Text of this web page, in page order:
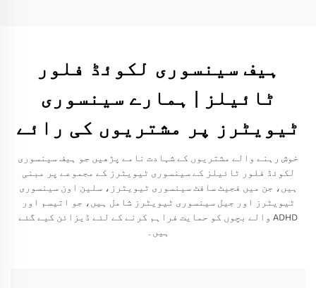
ہیف سینسوری لکوئڈ فلور
ٹائیلز | ہمارے سینسوری
ٹیویٹرز پر مشتریوں کی رائے
خوش رہنے والے مشتریوں کے شہادت نامے پڑھیں جو ہیف سینسوری
لکوئڈ فلور ٹائیلز کے سینسوری ٹیویٹرز کے مجموعے پر مبنی
ہیں، جن میں فجیٹ سافٹ سینسوری ٹیویٹرز، سلین اون سینسوری
ٹیویٹرز اور جیل سینسوری ٹیویٹرز شامل ہیں، جو اتیسم اور
ADHD والے بچوں کو حمایت فراہم کرنے کے لئے ڈیزائن کیے گئے
ہیں۔